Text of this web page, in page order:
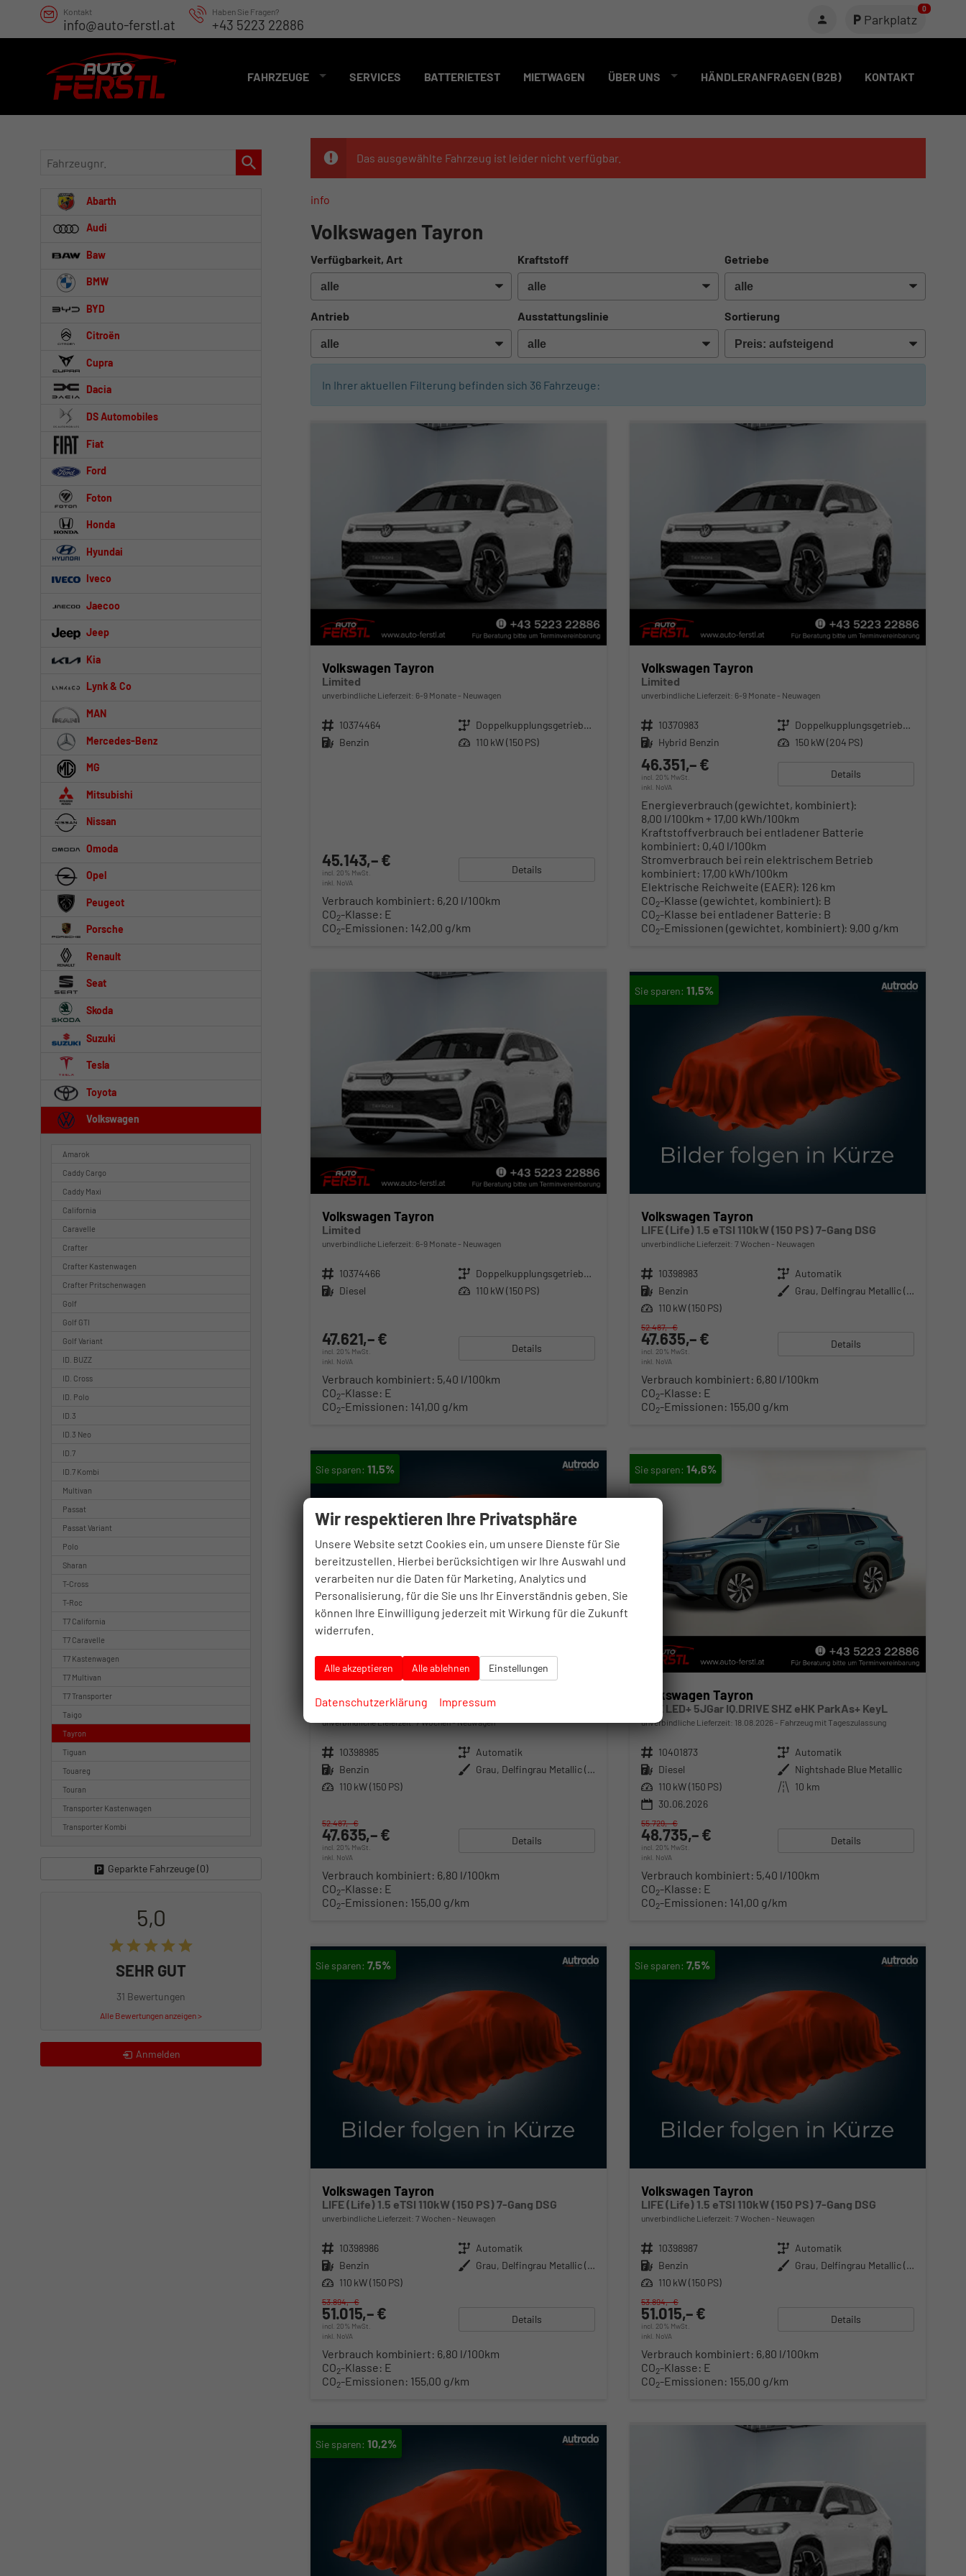
Kontakt
info@auto-ferstl.at
Haben Sie Fragen?
+43 5223 22886 Parkplatz
0
FAHRZEUGE SERVICES BATTERIETEST MIETWAGEN ÜBER UNS HÄNDLERANFRAGEN (B2B) KONTAKT
Das ausgewählte Fahrzeug ist leider nicht verfügbar.
info
Volkswagen Tayron
Verfügbarkeit, Art Kraftstoff Getriebe
Antrieb Ausstattungslinie Sortierung
In Ihrer aktuellen Filterung befinden sich 36Fahrzeuge:
Volkswagen Tayron
Limited
unverbindliche Lieferzeit: 6-9 Monate Neuwagen
Fahrzeugnr. 10374464 Getriebe
Doppelkupplungsgetriebe (DSG)
Kraftstoff Benzin Leistung 110 kW (150 PS)
45.143,– €
incl. 20% MwSt.
inkl. NoVA
Details
Verbrauch kombiniert: 6,20 l/100km
CO2-Klasse: E
CO2-Emissionen: 142,00 g/km
Volkswagen Tayron
Limited
unverbindliche Lieferzeit: 6-9 Monate Neuwagen
Fahrzeugnr. 10370983 Getriebe
Doppelkupplungsgetriebe (DSG)
Kraftstoff Hybrid Benzin Leistung 150 kW (204 PS)
46.351,– €
incl. 20% MwSt.
inkl. NoVA
Details
Energieverbrauch (gewichtet, kombiniert):
8,00 l/100km + 17,00 kWh/100km
Kraftstoffverbrauch bei entladener Batterie
kombiniert: 0,40 l/100km
Stromverbrauch bei rein elektrischem Betrieb
kombiniert: 17,00 kWh/100km
Elektrische Reichweite (EAER): 126 km
CO2-Klasse (gewichtet, kombiniert): B
CO2-Klasse bei entladener Batterie: B
CO2-Emissionen (gewichtet, kombiniert): 9,00 g/km
Volkswagen Tayron
Limited
unverbindliche Lieferzeit: 6-9 Monate Neuwagen
Fahrzeugnr. 10374466 Getriebe
Doppelkupplungsgetriebe (DSG)
Kraftstoff Diesel Leistung 110 kW (150 PS)
47.621,– €
incl. 20% MwSt.
inkl. NoVA
Details
Verbrauch kombiniert: 5,40 l/100km
CO2-Klasse: E
CO2-Emissionen: 141,00 g/km
11,5%
Volkswagen Tayron
LIFE (Life) 1.5 eTSI 110kW (150 PS) 7-Gang DSG
unverbindliche Lieferzeit: 7 Wochen Neuwagen
Fahrzeugnr. 10398983 Getriebe Automatik
Kraftstoff Benzin Außenfarbe
Grau, Delfingrau Metallic (B0)
Leistung 110 kW (150 PS)
47.635,– €
incl. 20% MwSt.
inkl. NoVA
52.487,– €
Details
Verbrauch kombiniert: 6,80 l/100km
CO2-Klasse: E
CO2-Emissionen: 155,00 g/km
11,5%
Volkswagen Tayron
LIFE (Life) 1.5 eTSI 110kW (150 PS) 7-Gang DSG
unverbindliche Lieferzeit:7 Wochen Neuwagen
Fahrzeugnr. 10398985 Getriebe Automatik
Kraftstoff Benzin Außenfarbe
Grau, Delfingrau Metallic (B0)
Leistung 110 kW (150 PS)
47.635,– €
incl. 20% MwSt.
inkl. NoVA
52.487,– €
Details
Verbrauch kombiniert: 6,80 l/100km
CO2-Klasse: E
CO2-Emissionen: 155,00 g/km
14,6%
Volkswagen Tayron
LIFE LED+ 5JGar IQ.DRIVE SHZ eHK ParkAs+ KeyL
unverbindliche Lieferzeit: 18.08.2026 Fahrzeug mit Tageszulassung
Fahrzeugnr. 10401873 Getriebe Automatik
Kraftstoff Diesel Außenfarbe Nightshade Blue Metallic
Leistung 110 kW (150 PS) Kilometerstand 10 km
30.06.2026
48.735,– €
incl. 20% MwSt.
inkl. NoVA
55.729,– €
Details
Verbrauch kombiniert: 5,40 l/100km
CO2-Klasse: E
CO2-Emissionen: 141,00 g/km
7,5%
Volkswagen Tayron
LIFE (Life) 1.5 eTSI 110kW (150 PS) 7-Gang DSG
unverbindliche Lieferzeit: 7 Wochen Neuwagen
Fahrzeugnr. 10398986 Getriebe Automatik
Kraftstoff Benzin Außenfarbe
Grau, Delfingrau Metallic (B0)
Leistung 110 kW (150 PS)
51.015,– €
incl. 20% MwSt.
inkl. NoVA
53.894,– €
Details
Verbrauch kombiniert: 6,80 l/100km
CO2-Klasse: E
CO2-Emissionen: 155,00 g/km
7,5%
Volkswagen Tayron
LIFE (Life) 1.5 eTSI 110kW (150 PS) 7-Gang DSG
unverbindliche Lieferzeit: 7 Wochen Neuwagen
Fahrzeugnr. 10398987 Getriebe Automatik
Kraftstoff Benzin Außenfarbe
Grau, Delfingrau Metallic (B0)
Leistung 110 kW (150 PS)
51.015,– €
incl. 20% MwSt.
inkl. NoVA
53.894,– €
Details
Verbrauch kombiniert: 6,80 l/100km
CO2-Klasse: E
CO2-Emissionen: 155,00 g/km
10,2%
Fahrzeugnr.
Abarth
Audi
Baw
BMW
BYD
Citroën
Cupra
Dacia
DS Automobiles
Fiat
Ford
Foton
Honda
Hyundai
Iveco
Jaecoo
Jeep
Kia
Lynk & Co
MAN
Mercedes-Benz
MG
Mitsubishi
Nissan
Omoda
Opel
Peugeot
Porsche
Renault
Seat
Skoda
Suzuki
Tesla
Toyota
Volkswagen
Amarok
Caddy Cargo
Caddy Maxi
California
Caravelle
Crafter
Crafter Kastenwagen
Crafter Pritschenwagen
Golf
Golf GTI
Golf Variant
ID. BUZZ
ID. Cross
ID. Polo
ID.3
ID.3 Neo
ID.7
ID.7 Kombi
Multivan
Passat
Passat Variant
Polo
Sharan
T-Cross
T-Roc
T7 California
T7 Caravelle
T7 Kastenwagen
T7 Multivan
T7 Transporter
Taigo
Tayron
Tiguan
Touareg
Touran
Transporter Kastenwagen
Transporter Kombi
Geparkte Fahrzeuge (0)
5,0
SEHR GUT
31 Bewertungen
Alle Bewertungen anzeigen >
Anmelden
Wir respektieren Ihre Privatsphäre
Unsere Website setzt Cookies ein, um unsere Dienste für Sie
bereitzustellen. Hierbei berücksichtigen wir Ihre Auswahl und
verarbeiten nur die Daten für Marketing, Analytics und
Personalisierung, für die Sie uns Ihr Einverständnis geben. Sie
können Ihre Einwilligung jederzeit mit Wirkung für die Zukunft
widerrufen.
Alle akzeptieren Alle ablehnen Einstellungen
Datenschutzerklärung Impressum